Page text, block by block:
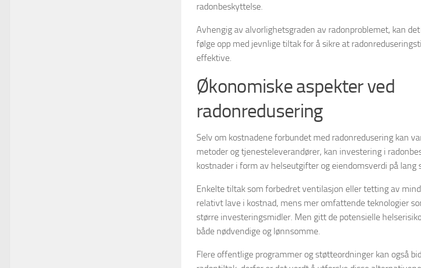
radonbeskyttelse.
Avhengig av alvorlighetsgraden av radonproblemet, kan
følge opp med jevnlige tiltak for å sikre at
effektive.
Økonomiske aspekter ved
radonredusering
Selv om kostnadene forbundet med radonredusering kan
metoder og tjenesteleverandører, kan investering i
kostnader i form av helseutgifter og eiendomsverdi på lang
Enkelte tiltak som forbedret ventilasjon eller tetting av
relativt lave i kostnad, mens mer omfattende teknologier
større investeringsmidler. Men gitt de potensielle
både nødvendige og lønnsomme.
Flere offentlige programmer og støtteordninger kan også